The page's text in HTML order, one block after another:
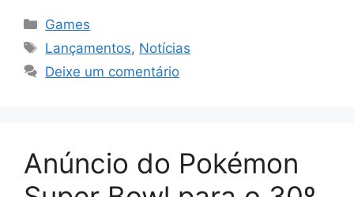
Categorias
Games
Tags
Lançamentos, Notícias
Deixe um comentário
Anúncio do Pokémon